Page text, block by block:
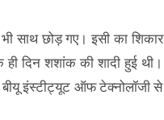
साथ छोड़ गए। इसी का शिकार
दिन शशांक की शादी हुई थी।
इंस्टीट्यूट ऑफ टेक्नोलॉजी से